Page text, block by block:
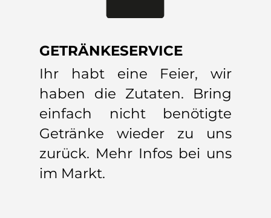
GETRÄNKESERVICE
Ihr habt eine Feier, wir
haben die Zutaten. Bring
einfach nicht benötigte
Getränke wieder zu uns
zurück. Mehr Infos bei uns
im Markt.